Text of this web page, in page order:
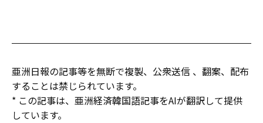
亜洲日報の記事等を無断で複製、公衆送信 、翻案、配布
することは禁じられています。
* この記事は、亜洲経済韓国語記事をAIが翻訳して提供
しています。